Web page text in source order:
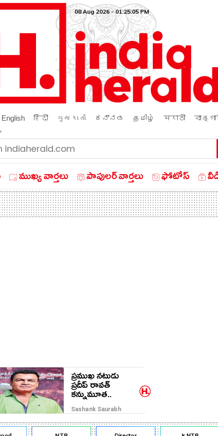
08 Aug 2026 - 01:25:06 PM
English हिंदी ગુજરાતી ಕನ್ನಡ தமிழ் मराठी
ముఖ్య వార్తలు పాపులర్ వార్తలు ఫోటోస్
ప్రముఖ నటుడు
ప్రదీప్ రావత్
కన్నుమూత..
Sashank Saurabh